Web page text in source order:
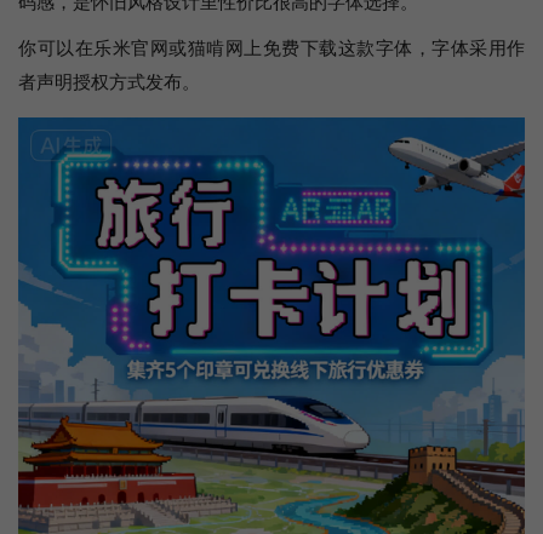
你可以在乐米官网或猫啃网上免费下载这款字体，字体采用作
者声明授权方式发布。